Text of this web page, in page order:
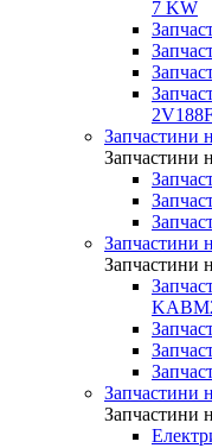
7 KW
Запчастини
Запчастини
Запчастини
Запчастини
Запчастини
Запчастини